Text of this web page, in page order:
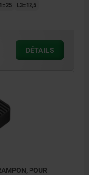
L3=12,5
DÉTAILS
POUR